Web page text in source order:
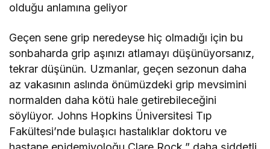
olduğu anlamına geliyor
Geçen sene grip neredeyse hiç olmadığı için bu
sonbaharda grip aşınızı atlamayı düşünüyorsanız,
tekrar düşünün. Uzmanlar, geçen sezonun daha
az vakasının aslında önümüzdeki grip mevsimini
normalden daha kötü hale getirebileceğini
söylüyor. Johns Hopkins Üniversitesi Tıp
Fakültesi’nde bulaşıcı hastalıklar doktoru ve